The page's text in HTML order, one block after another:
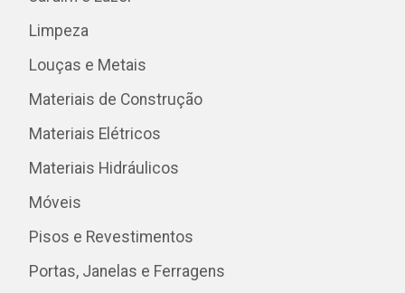
Limpeza
Louças e Metais
Materiais de Construção
Materiais Elétricos
Materiais Hidráulicos
Móveis
Pisos e Revestimentos
Portas, Janelas e Ferragens